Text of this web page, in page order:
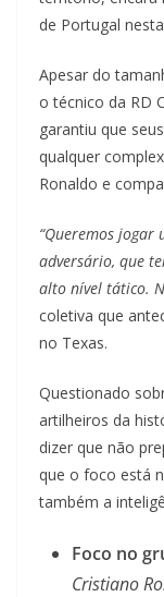
de Portugal
Apesar do
o técnico da RD
garantiu que
qualquer
Ronaldo e
“Queremos jogar
adversário, que
alto nível tático.
coletiva que
no Texas.
Questionado
artilheiros da
dizer que não
que o foco está
também a
Foco no
Cristiano